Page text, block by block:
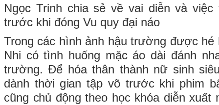
Ngọc Trinh chia sẻ về vai diễn và
trước khi đóng Vu quy đại náo
Trong các hình ảnh hậu trường được hé
Nhi có tình huống mặc áo dài đánh
trường. Để hóa thân thành nữ sinh
dành thời gian tập võ trước khi phim
cũng chủ động theo học khóa diễn xuất